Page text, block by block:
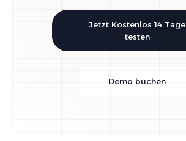
Jetzt Kostenlos 14 Tage
testen
Demo buchen